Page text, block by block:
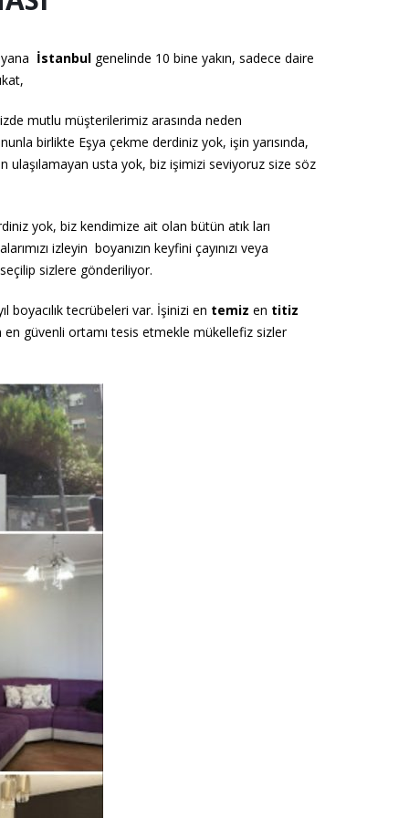
İstanbul genelinde 10 bine yakın, sadece daire
mutlu müşterilerimiz arasında neden
birlikte Eşya çekme derdiniz yok, işin yarısında,
ulaşılamayan usta yok, biz işimizi seviyoruz size söz
yok, biz kendimize ait olan bütün atık ları
izleyin boyanızın keyfini çayınızı veya
sizlere gönderiliyor.
boyacılık tecrübeleri var. İşinizi en temiz en titiz
güvenli ortamı tesis etmekle mükellefiz sizler